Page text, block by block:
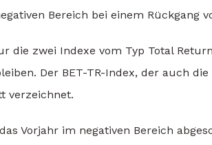
Bereich bei einem Rückgang
die zwei Indexe vom Typ Total
Der BET-TR-Index, der auch
verzeichnet.
Vorjahr im negativen Bereich